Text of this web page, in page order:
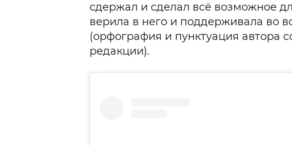
сдержал и сделал всё возможное
верила в него и поддерживала во
(орфография и пунктуация автора
редакции).